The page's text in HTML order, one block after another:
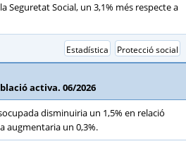
Seguretat Social, un 3,1% més respecte a
Protecció social
Estadística
activa. 06/2026
disminuiria un 1,5% en relació
augmentaria un 0,3%.